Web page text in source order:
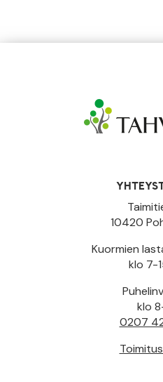
10420
Kuormien
klo 7-
klo
0207